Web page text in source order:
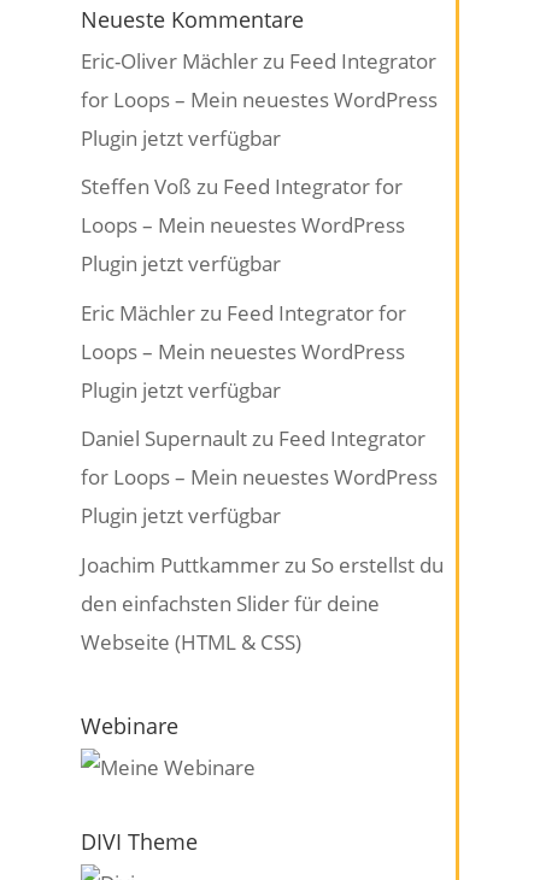
Neueste Kommentare
Eric-Oliver Mächlerzu Feed Integrator
for Loops – Mein neuestes WordPress
Plugin jetzt verfügbar
Steffen Voß zu Feed Integrator for
Loops – Mein neuestes WordPress
Plugin jetzt verfügbar
Eric Mächlerzu Feed Integrator for
Loops – Mein neuestes WordPress
Plugin jetzt verfügbar
Daniel Supernaultzu Feed Integrator
for Loops – Mein neuestes WordPress
Plugin jetzt verfügbar
Joachim Puttkammerzu So erstellst du
den einfachsten Slider für deine
Webseite (HTML & CSS)
Webinare
DIVI Theme